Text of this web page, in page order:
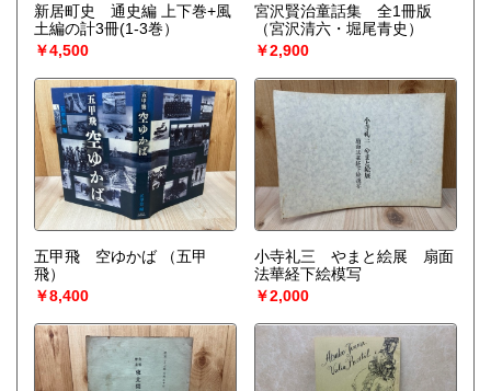
新居町史 通史編 上下巻+風
土編の計3冊(1-3巻）
￥4,500
宮沢賢治童話集 全1冊版
（宮沢清六・堀尾青史）
￥2,900
五甲飛 空ゆかば
（五甲
飛）
￥8,400
小寺礼三 やまと絵展 扇面
法華経下絵模写
￥2,000